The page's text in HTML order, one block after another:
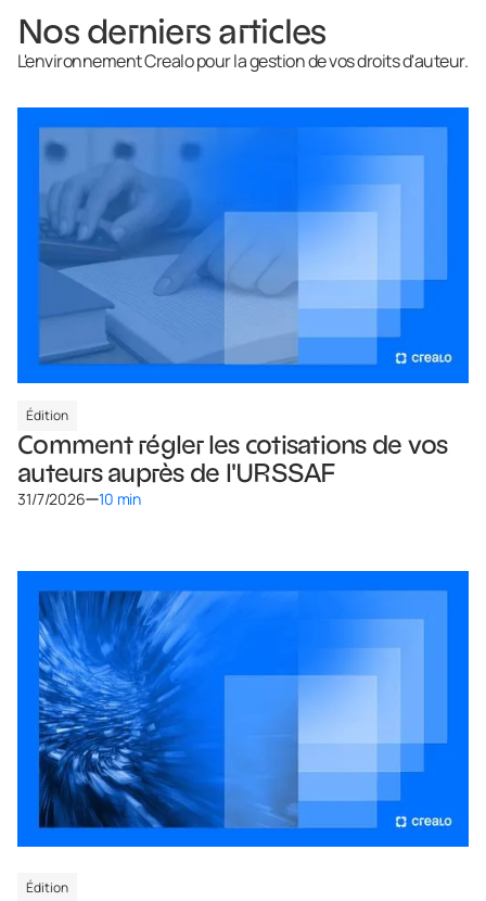
Nos derniers articles
L'environnement Crealo pour la gestion de vos droits d'auteur.
Édition
Comment régler les cotisations de vos
auteurs auprès de l'URSSAF
31/7/2026 10 min
Édition